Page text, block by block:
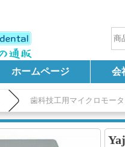
ホームページ 会
歯科技工用マイクロモー